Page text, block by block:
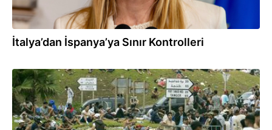
İtalya’dan İspanya’ya Sınır Kontrolleri
31.07.2026